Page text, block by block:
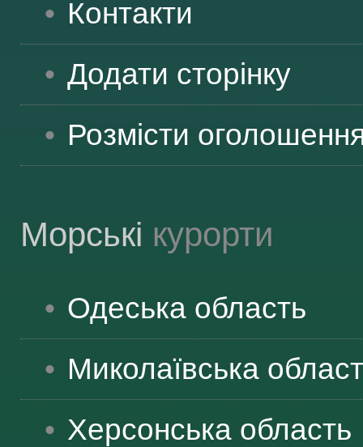
ВІДВІДУВАЧАМ
АКЦІЇ
НОВЕ!
ОГОЛОШЕННЯ
ЯК ДОЇХАТИ
Контакти
Додати сторінку
Розмісти
Морські курорти
Одеська область
Миколаївська
Херсонська область